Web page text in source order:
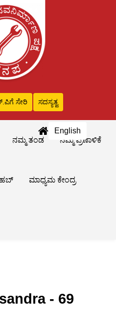
ಸೇರಿ ಸದಸ್ಯತ್ವ
English
ನಮ್ಮ ತಂಡ ನಮ್ಮ ಪ್ರಣಾಳಿಕೆ
ಹಬ್ ಮಾಧ್ಯಮ ಕೇಂದ್ರ
- 69